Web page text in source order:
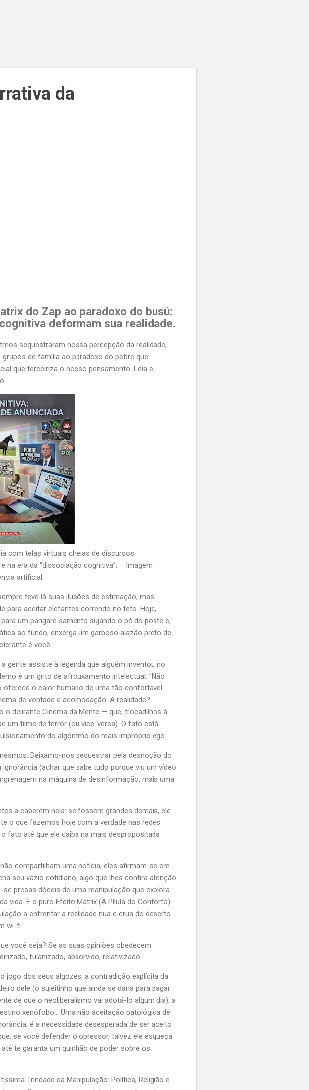
da
do Zap ao paradoxo do busú:
deformam sua realidade.
sequestraram nossa percepção da realidade,
de família ao paradoxo do pobre que
que terceiriza o nosso pensamento. Leia e
com telas virtuais cheias de discursos
na era da “dissociação cognitiva”. – Imagem
artificial.
teve lá suas ilusões de estimação, mas
para aceitar elefantes correndo no teto. Hoje,
um pangaré sarnento sujando o pé do poste e,
ao fundo, enxerga um garboso alazão preto de
é você.
gente assiste à legenda que alguém inventou no
é um grito de afrouxamento intelectual: "Não
oferece o calor humano de uma tão confortável
de vontade e acomodação. A realidade?
o delirante Cinema da Mente — que, trocadilhos à
um filme de terror (ou vice-versa). O fato está
do algoritmo do mais impróprio ego.
Deixamo-nos sequestrar pela desnoção do
(achar que sabe tudo porque viu um vídeo
na máquina de desinformação, mais uma
a caberem nela: se fossem grandes demais, ele
o que fazemos hoje com a verdade nas redes
fato até que ele caiba na mais despropositada
compartilham uma notícia; eles afirmam-se em
seu vazio cotidiano, algo que lhes confira atenção
presas dóceis de uma manipulação que explora
vida. É o puro Efeito Matrix (A Pílula do Conforto):
a enfrentar a realidade nua e crua do deserto
wi-fi.
você seja? Se as suas opiniões obedecem
fulanizado, absorvido, relativizado...
jogo dos seus algozes, a contradição explícita da
dele (o sujeitinho que ainda se dana para pagar
de que o neoliberalismo vai adotá-lo algum dia); a
xenófobo… Uma não aceitação patológica de
é a necessidade desesperada de ser aceito
se você defender o opressor, talvez ele esqueça
te garanta um quinhão de poder sobre os
Trindade da Manipulação: Política, Religião e